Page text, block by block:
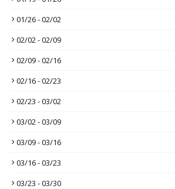
01/26 - 02/02
02/02 - 02/09
02/09 - 02/16
02/16 - 02/23
02/23 - 03/02
03/02 - 03/09
03/09 - 03/16
03/16 - 03/23
03/23 - 03/30